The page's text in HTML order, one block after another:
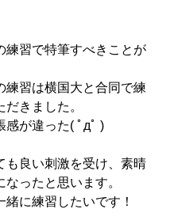
練習で特筆すべきことが
練習は横国大と合同で練
だきました。
感が違った( ﾟдﾟ )
も良い刺激を受け、素晴
なったと思います。
緒に練習したいです！